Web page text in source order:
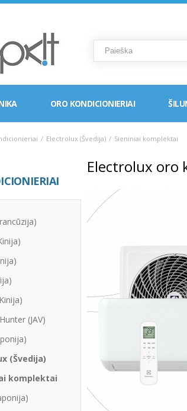
ORO KONDICIONIERIAI
/ Electrolux (Švedija) / Sieniniai komplektai
(JAV)
(Švedija)
komplektai
Electrolux oro